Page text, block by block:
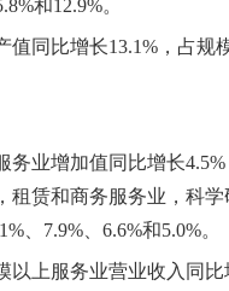
和12.9%。
比增长13.1%，占规
业增加值同比增长4.5%
租赁和商务服务业，科
、7.9%、6.6%和5.0%。
服务业营业收入同比